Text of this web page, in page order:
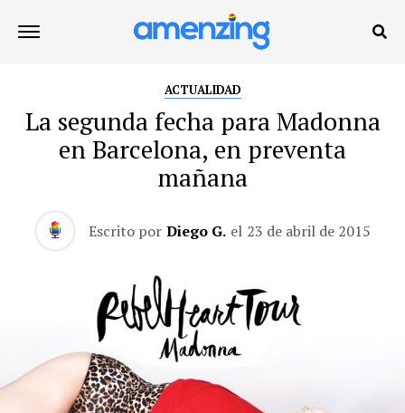
ACTUALIDAD
La segunda fecha para Madonna
en Barcelona, en preventa
mañana
Escrito por Diego G. el 23 de abril de 2015